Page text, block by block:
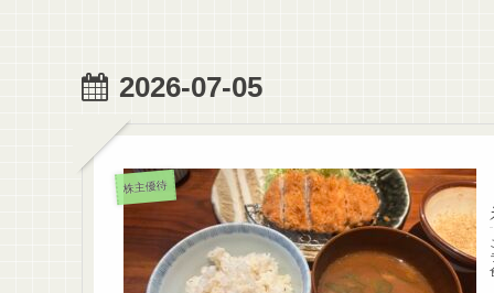
2026-07-05
株主優待